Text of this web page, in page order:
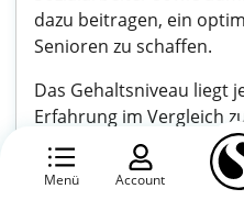
dazu beitragen, ein
Senioren zu schaffen.
Das Gehaltsniveau liegt
Erfahrung im Vergleich
angemessenen Niveau.
Heimstiftung GmbH
gängigen Tarifverträgen
Menü Account